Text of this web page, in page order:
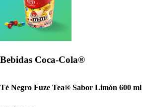
Bebidas Coca-Cola®
Té Negro Fuze Tea® Sabor Limón 600 ml